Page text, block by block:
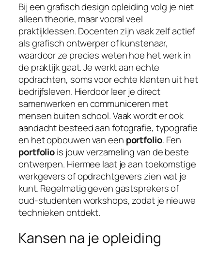
Bij een grafisch design opleiding volg je niet
alleen theorie, maar vooral veel
praktijklessen. Docenten zijn vaak zelf actief
als grafisch ontwerper of kunstenaar,
waardoor ze precies weten hoe het werk in
de praktijk gaat. Je werkt aan echte
opdrachten, soms voor echte klanten uit het
bedrijfsleven. Hierdoor leer je direct
samenwerken en communiceren met
mensen buiten school. Vaak wordt er ook
aandacht besteed aan fotografie, typografie
en het opbouwen van een portfolio. Een
portfoliois jouw verzameling van de beste
ontwerpen. Hiermee laat je aan toekomstige
werkgevers of opdrachtgevers zien wat je
kunt. Regelmatig geven gastsprekers of
oud-studenten workshops, zodat je nieuwe
technieken ontdekt.
Kansen na je opleiding